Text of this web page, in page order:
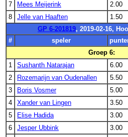
7
Mees Meijerink 2.00
8
Jelle van Haaften 1.50
GP 6-201819, 2019-02-16,
#
speler
Groep 6:
1
Sushanth Natarajan 6.00
2
Rozemarijn van Oudenallen 5.50
3
Boris Vosmer 5.00
4
Xander van Lingen 3.50
5
Elise Hadida 3.00
6
Jesper Ubbink 3.00